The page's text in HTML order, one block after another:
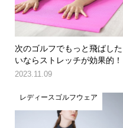
次のゴルフでもっと飛ばした
いならストレッチが効果的！
2023.11.09
レディースゴルフウェア